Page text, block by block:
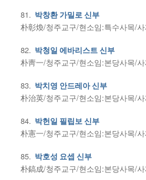
81. 박창환 가밀로 신부
朴彰煥/청주교구/현소임:특수사목/
82. 박청일 에바리스트 신부
朴靑一/청주교구/현소임:본당사목/
83. 박치영 안드레아 신부
朴治英/청주교구/현소임:본당사목/
84. 박헌일 필립보 신부
朴憲一/청주교구/현소임:본당사목/
85. 박호성 요셉 신부
朴鎬成/청주교구/현소임:본당사목/